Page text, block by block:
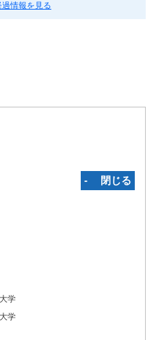
過情報を見る
‐ 閉じる
学
学